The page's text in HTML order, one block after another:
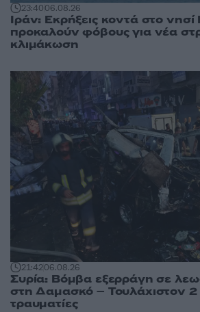
23:4006.08.26
Ιράν: Εκρήξεις κοντά στο νησί
προκαλούν φόβους για νέα
κλιμάκωση
21:4206.08.26
Συρία: Βόμβα εξερράγη σε
στη Δαμασκό – Τουλάχιστον 2
τραυματίες